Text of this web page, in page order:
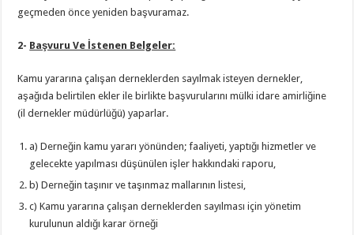
geçmeden önce yeniden başvuramaz.
2- Başvuru Ve İstenen Belgeler:
Kamu yararına çalışan derneklerden sayılmak isteyen dernekler,
aşağıda belirtilen ekler ile birlikte başvurularını mülki idare amirliğine
(il dernekler müdürlüğü) yaparlar.
a) Derneğin kamu yararı yönünden; faaliyeti, yaptığı hizmetler ve
gelecekte yapılması düşünülen işler hakkındaki raporu,
b) Derneğin taşınır ve taşınmaz mallarının listesi,
c) Kamu yararına çalışan derneklerden sayılması için yönetim
kurulunun aldığı karar örneği